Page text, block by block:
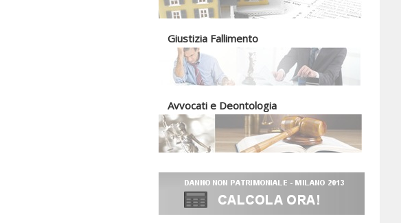
Giustizia Fallimento
Avvocati e Deontologia